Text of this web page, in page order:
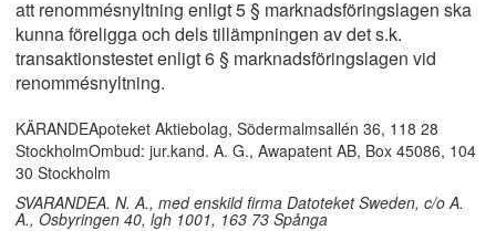
att renommésnyltning enligt 5 § marknadsföringslagen ska
kunna föreligga och dels tillämpningen av det s.k.
transaktionstestet enligt 6 § marknadsföringslagen vid
renommésnyltning.
KÄRANDEApoteket Aktiebolag, Södermalmsallén 36, 118 28
StockholmOmbud: jur.kand. A. G., Awapatent AB, Box 45086, 104
30 Stockholm
SVARANDEA. N. A., med enskild firma Datoteket Sweden, c/o A.
A., Osbyringen 40, lgh 1001, 163 73 Spånga